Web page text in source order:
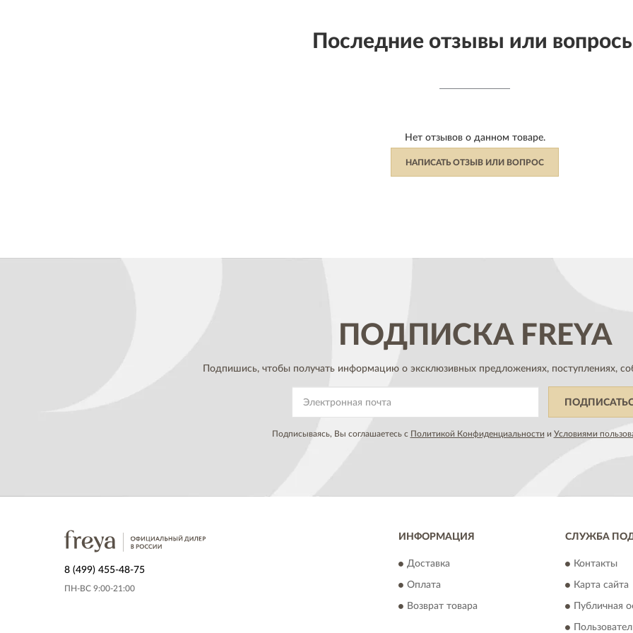
Последние отзывы или
Нет отзывов о данном товаре.
НАПИСАТЬ ОТЗЫВ ИЛИ ВОПРОС
ПОДПИСКАFREYA
Подпишись, чтобы получать информацию о эксклюзивных предложениях,поступлениях,
Подписываясь, Вы соглашаетесь с Политикой Конфиденциальности и Условиями
8 (499) 455-48-75
ПН-ВС 9:00-21:00
ИНФОРМАЦИЯ
Доставка
Оплата
Возврат товара
СЛУЖБА
Контакты
Карта сайта
Публичная